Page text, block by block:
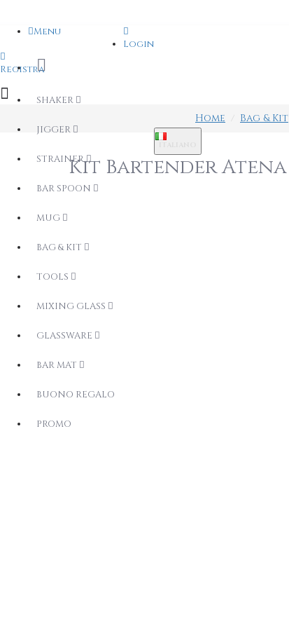
Menu
SHAKER
JIGGER
STRAINER
BAR SPOON
MUG
BAG & KIT
TOOLS
MIXING GLASS
GLASSWARE
BAR MAT
BUONO REGALO
PROMO
Login
Registra
Home Bag & Kit
Kit Bartender Atena